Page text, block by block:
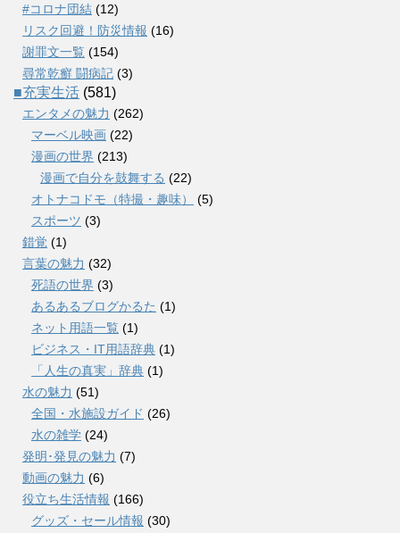
#コロナ団結 (12)
リスク回避！防災情報 (16)
謝罪文一覧 (154)
尋常乾癬 闘病記 (3)
■充実生活 (581)
エンタメの魅力 (262)
マーベル映画 (22)
漫画の世界 (213)
漫画で自分を鼓舞する (22)
オトナコドモ（特撮・趣味）
(5)
スポーツ (3)
錯覚 (1)
言葉の魅力 (32)
死語の世界 (3)
あるあるブログかるた (1)
ネット用語一覧 (1)
ビジネス・IT用語辞典 (1)
「人生の真実」辞典 (1)
水の魅力 (51)
全国・水施設ガイド (26)
水の雑学 (24)
発明･発見の魅力 (7)
動画の魅力 (6)
役立ち生活情報 (166)
グッズ・セール情報 (30)